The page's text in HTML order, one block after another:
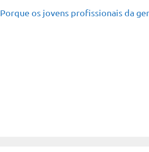
Porque os jovens profissionais da